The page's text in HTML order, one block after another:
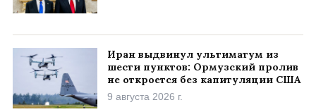
Иран выдвинул ультиматум из
шести пунктов: Ормузский пролив
не откроется без капитуляции США
9 августа 2026 г.